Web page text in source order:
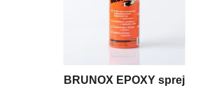
BRUNOX EPOXY sprej